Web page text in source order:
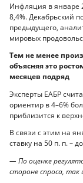
Инфляция в январе
8,4%. Декабрьский
предыдущего,
мировых
Тем не менее
объясняя это
месяцев подряд
Эксперты ЕАБР
ориентир в 4–6%
приблизится к
В связи с этим на
ставку на 50 п. п. –
— По оценке
стороне спроса,